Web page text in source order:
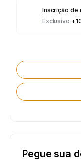
Inscrição de
Exclusivo +10
Pegue sua